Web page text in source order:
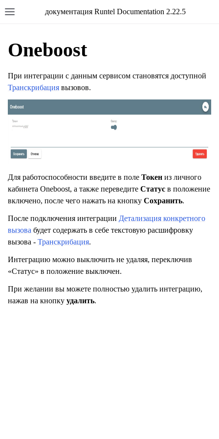
документация Runtel Documentation 2.22.5
Oneboost
При интеграции с данным сервисом становятся доступной
Транскрибация вызовов.
Для работоспособности введите в поле Токен из личного
кабинета Oneboost, а также переведите Статус в положение
включено, после чего нажать на кнопку Сохранить.
После подключения интеграции Детализация конкретного
вызова будет содержать в себе текстовую расшифровку
вызова - Транскрибация.
Интеграцию можно выключить не удаляя, переключив
«Статус» в положение выключен.
При желании вы можете полностью удалить интеграцию,
нажав на кнопку удалить.